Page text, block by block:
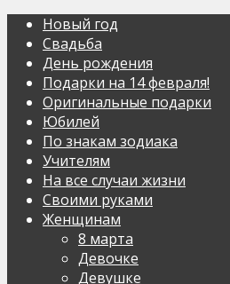
Новый год
Свадьба
День рождения
Подарки на 14 февраля!
Оригинальные подарки
Юбилей
По знакам зодиака
Учителям
На все случаи жизни
Своими руками
Женщинам
8 марта
Девочке
Девушке